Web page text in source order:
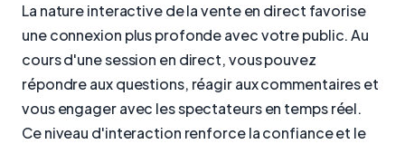
La nature interactive de la vente en direct favorise
une connexion plus profonde avec votre public. Au
cours d'une session en direct, vous pouvez
répondre aux questions, réagir aux commentaires et
vous engager avec les spectateurs en temps réel.
Ce niveau d'interaction renforce la confiance et le